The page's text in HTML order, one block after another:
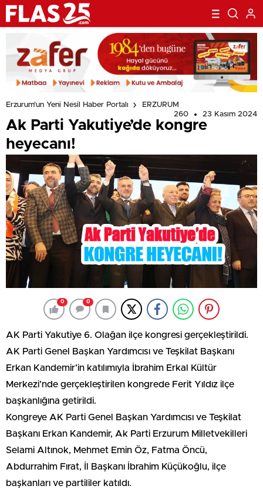
Erzurum'un Yeni Nesil Haber Portalı
ERZURUM
260
23 Kasım 2024
Ak Parti Yakutiye’de kongre
heyecanı!
0 0
AK Parti Yakutiye 6. Olağan ilçe kongresi gerçekleştirildi.
AK Parti Genel Başkan Yardımcısı ve Teşkilat Başkanı
Erkan Kandemir’in katılımıyla İbrahim Erkal Kültür
Merkezi’nde gerçekleştirilen kongrede Ferit Yıldız ilçe
başkanlığına getirildi.
Kongreye AK Parti Genel Başkan Yardımcısı ve Teşkilat
Başkanı Erkan Kandemir, Ak Parti Erzurum Milletvekilleri
Selami Altınok, Mehmet Emin Öz, Fatma Öncü,
Abdurrahim Fırat, İl Başkanı İbrahim Küçükoğlu, ilçe
başkanları ve partililer katıldı.